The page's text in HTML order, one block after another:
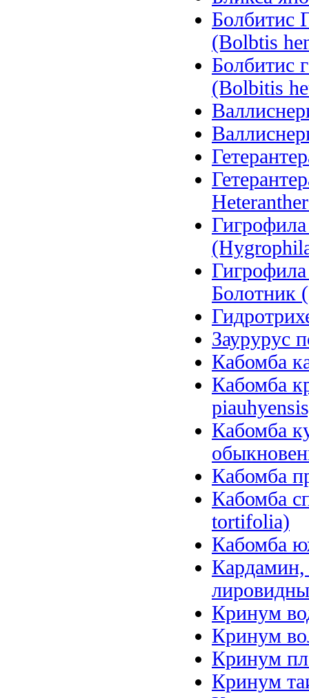
Болбитис
(Bolbtis
Болбитис
(Bolbitis
Болотник
Заурурус
Кабомба
Кабомба
Кабомба
Кабомба
Кабомба
tortifolia)
Кабомба
Кардамин,
Кринум
Кринум
Кринум
Кринум